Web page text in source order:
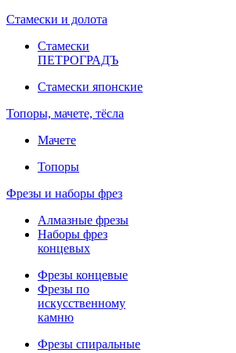
Стамески и долота
Стамески
ПЕТРОГРАДЪ
Стамески японские
Топоры, мачете, тёсла
Мачете
Топоры
Фрезы и наборы фрез
Алмазные фрезы
Наборы фрез
концевых
Фрезы концевые
Фрезы по
искусственному
камню
Фрезы спиральные